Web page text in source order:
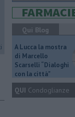
Qui Blog
A Lucca la mostra
di Marcello
Scarselli “Dialoghi
con la città"
QUI Condoglianze